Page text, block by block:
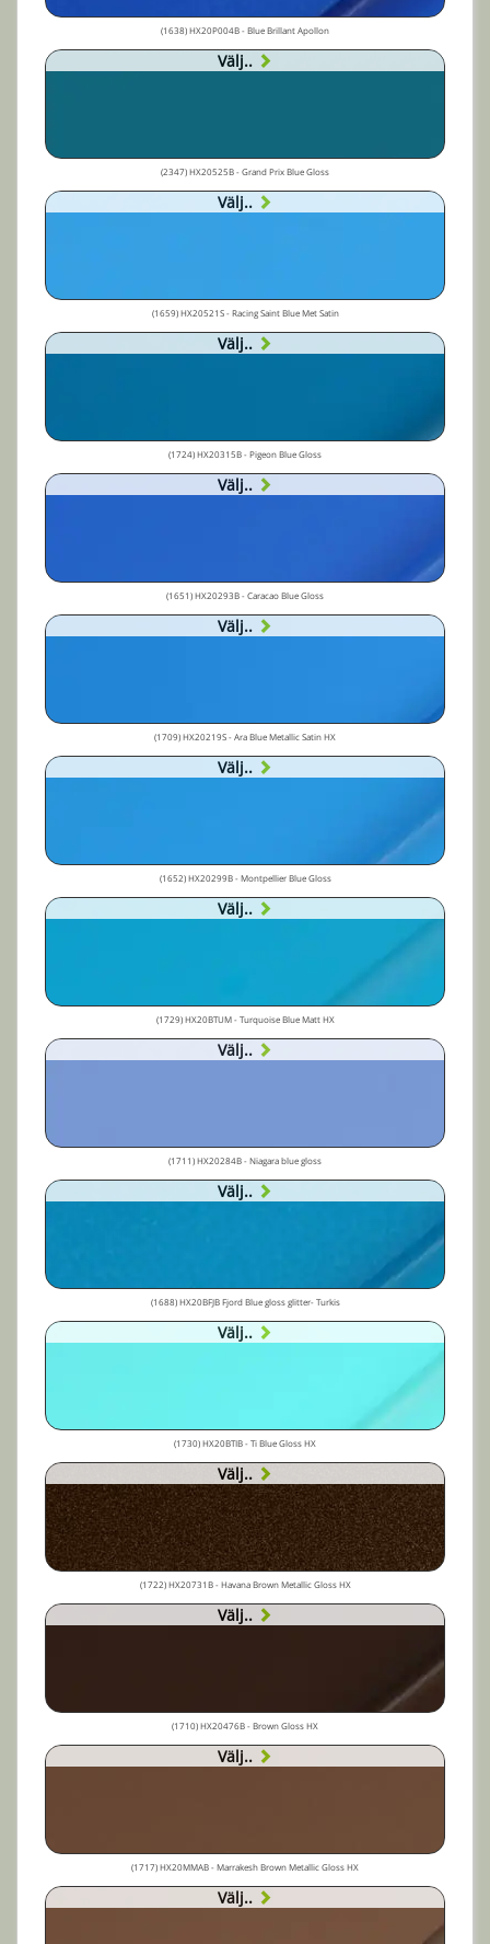
(1638) HX20P004B - Blue Brillant Apollon
Välj..
(2347) HX20525B - Grand Prix Blue Gloss
Välj..
(1659) HX20521S - Racing Saint Blue Met Satin
Välj..
(1724) HX20315B - Pigeon Blue Gloss
Välj..
(1651) HX20293B - Caracao Blue Gloss
Välj..
(1709) HX20219S - Ara Blue Metallic Satin HX
Välj..
(1652) HX20299B - Montpellier Blue Gloss
Välj..
(1729) HX20BTUM - Turquoise Blue Matt HX
Välj..
(1711) HX20284B - Niagara blue gloss
Välj..
(1688) HX20BFJB Fjord Blue gloss glitter- Turkis
Välj..
(1730) HX20BTIB - Ti Blue Gloss HX
Välj..
(1722) HX20731B - Havana Brown Metallic Gloss HX
Välj..
(1710) HX20476B - Brown Gloss HX
Välj..
(1717) HX20MMAB - Marrakesh Brown Metallic Gloss HX
Välj..